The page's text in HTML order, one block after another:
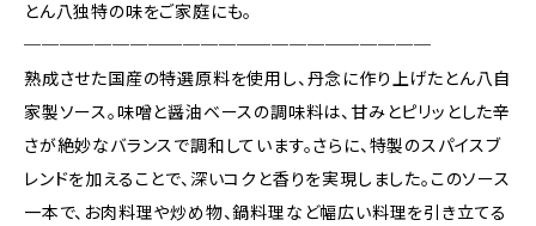
とん八独特の味をご家庭にも。
───────────────────────
熟成させた国産の特選原料を使用し、丹念に作り上げたとん八自
家製ソース。味噌と醤油ベースの調味料は、甘みとピリッとした辛
さが絶妙なバランスで調和しています。さらに、特製のスパイスブ
レンドを加えることで、深いコクと香りを実現しました。このソース
一本で、お肉料理や炒め物、鍋料理など幅広い料理を引き立てる